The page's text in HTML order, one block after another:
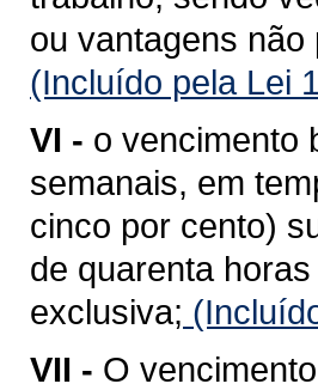
ou vantagens
(Incluído pela Lei
VI - o vencimento
semanais, em
cinco por cento)
de quarenta
exclusiva;
VII - O